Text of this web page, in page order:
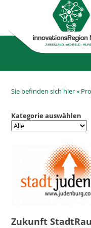
Sie befinden sich hier »
Kategorie auswählen
Zukunft